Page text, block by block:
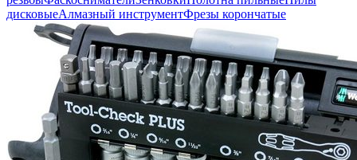
дисковыеАлмазный инструментФрезы корончатые